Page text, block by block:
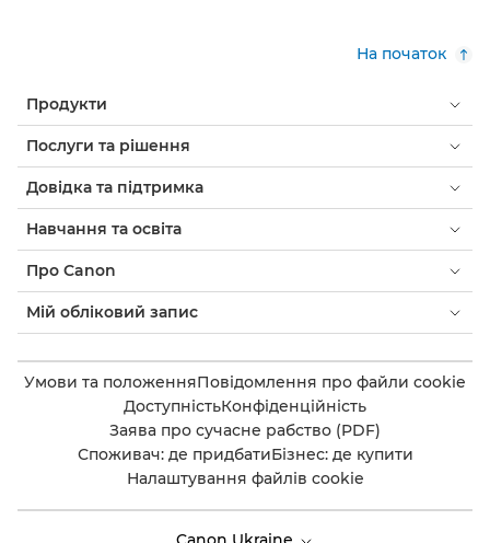
На початок
Продукти
Послуги та рішення
Довідка та підтримка
Навчання та освіта
Про Canon
Мій обліковий запис
Умови та положенняПовідомлення про файли cookie
ДоступністьКонфіденційність
Заява про сучасне рабство (PDF)
Споживач: де придбатиБізнес: де купити
Налаштування файлів cookie